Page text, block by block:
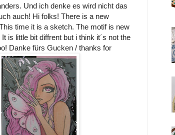
Und ich denke es wird nicht das
auch! Hi folks! There is a new
time it is a sketch. The motif is new
is little bit diffrent but i think it´s not the
Danke fürs Gucken / thanks for